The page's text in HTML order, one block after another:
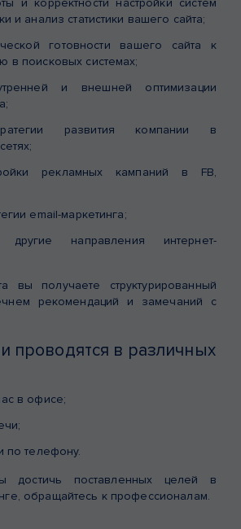
и корректности настройки систем
и анализ статистики вашего сайта;
готовности вашего сайта к
в поисковых системах;
и внешней оптимизации
развития компании в
рекламных кампаний в FB,
email-маркетинга;
направления интернет-
вы получаете структурированный
рекомендаций и замечаний с
проводятся в различных
в офисе;
по телефону.
достичь поставленных целей в
обращайтесь к профессионалам.